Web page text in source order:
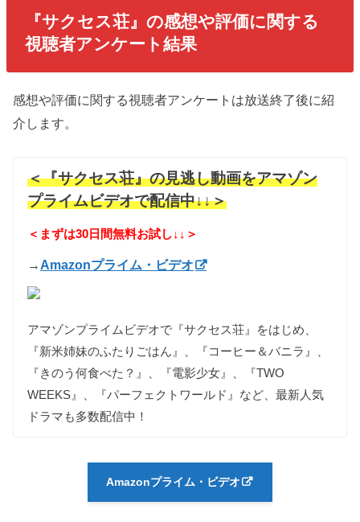
『サクセス荘』の感想や評価に関する
視聴者アンケート結果
感想や評価に関する視聴者アンケートは放送終了後に紹
介します。
＜『サクセス荘』の見逃し動画をアマゾン
プライムビデオで配信中↓↓＞
＜まずは30日間無料お試し↓↓＞
→ Amazonプライム・ビデオ
アマゾンプライムビデオで『サクセス荘』をはじめ、
『新米姉妹のふたりごはん』、『コーヒー＆バニラ』、
『きのう何食べた？』、『電影少女』、『TWO
WEEKS』、『パーフェクトワールド』など、最新人気
ドラマも多数配信中！
Amazonプライム・ビデオ